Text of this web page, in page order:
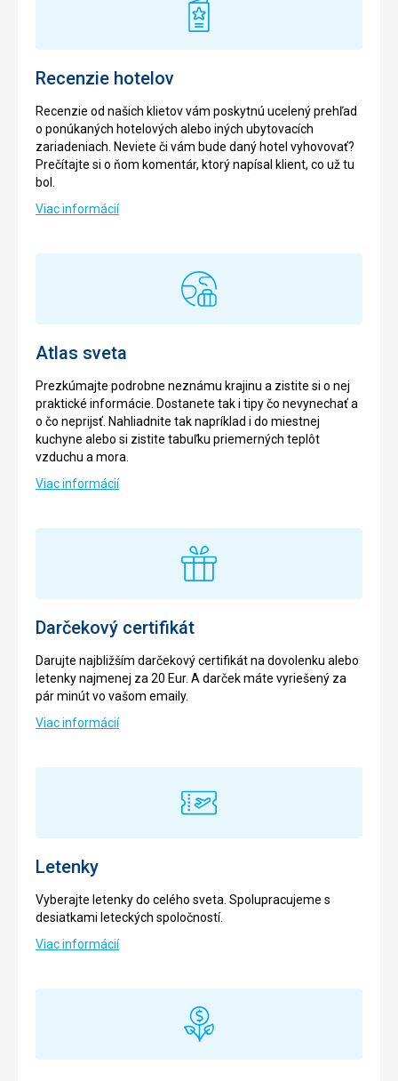
Recenzie hotelov
Recenzie od našich klietov vám poskytnú ucelený prehľad
o ponúkaných hotelových alebo iných ubytovacích
zariadeniach. Neviete či vám bude daný hotel vyhovovať?
Prečítajte si o ňom komentár, ktorý napísal klient, co už tu
bol.
Viac informácií
Atlas sveta
Prezkúmajte podrobne neznámu krajinu a zistite si o nej
praktické informácie. Dostanete tak i tipy čo nevynechať a
o čo neprijsť. Nahliadnite tak napríklad i do miestnej
kuchyne alebo si zistite tabuľku priemerných teplôt
vzduchu a mora.
Viac informácií
Darčekový certifikát
Darujte najbližším darčekový certifikát na dovolenku alebo
letenky najmenej za 20 Eur. A darček máte vyriešený za
pár minút vo vašom emaily.
Viac informácií
Letenky
Vyberajte letenky do celého sveta. Spolupracujeme s
desiatkami leteckých spoločností.
Viac informácií